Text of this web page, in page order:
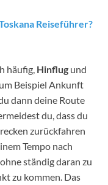
Reiseführer?
häufig, Hinflug und
Beispiel Ankunft
dann deine Route
du, dass du
zurückfahren
Tempo nach
ständig daran zu
zu kommen. Das